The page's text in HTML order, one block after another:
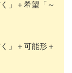
」＋希望「～
」＋可能形＋